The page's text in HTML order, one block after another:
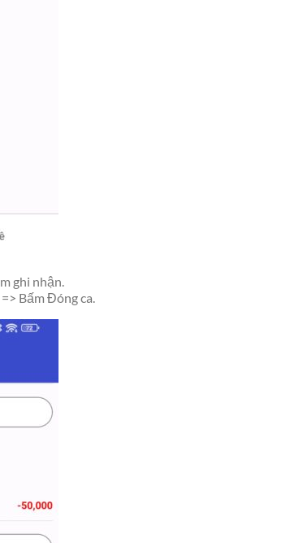
ghi nhận.
Bấm Đóng ca.